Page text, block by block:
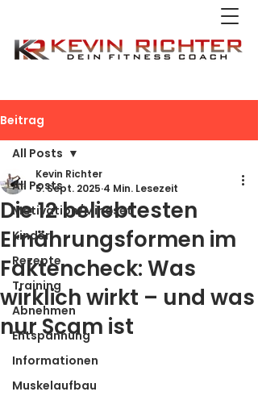
Beitrag
All Posts
Motivation/Mindset
Kinder
Rezepte
Training
Abnehmen
Entspannung
Informationen
Muskelaufbau
All Posts
Die 12 beliebtesten
Ernährungsformen im
Faktencheck: Was
wirklich wirkt – und was
nur Scam ist
Kevin Richter
5. Sept. 2025 4 Min. Lesezeit